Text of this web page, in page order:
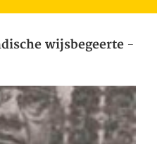
wijsbegeerte -